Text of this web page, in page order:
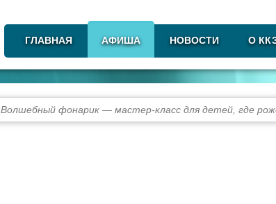
ГЛАВНАЯ АФИША НОВОСТИ О
Волшебный фонарик — мастер-класс для детей, где